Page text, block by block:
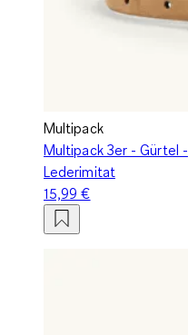
Multipack
Multipack 3er - Gürtel -
Lederimitat
15,99 €